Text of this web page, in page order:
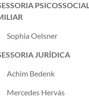
Sophia Oelsner
JURÍDICA
Achim Bedenk
Mercedes Hervás